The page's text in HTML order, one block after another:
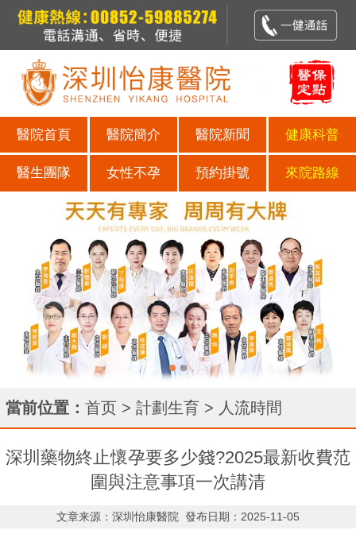
醫院首頁 醫院簡介 醫院新聞 健康科普
醫生團隊 女性不孕 預約掛號 來院路線
當前位置： 首页 > 計劃生育 > 人流時間
深圳藥物終止懷孕要多少錢?2025最新收費范
圍與注意事項一次講清
文章来源：深圳怡康醫院 發布日期：2025-11-05